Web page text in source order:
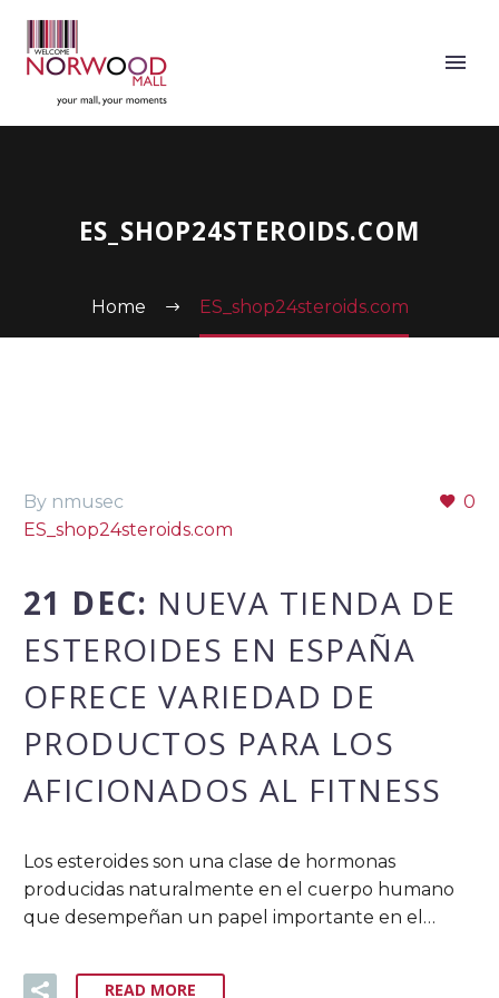
ES_SHOP24STEROIDS.COM
Home ES_shop24steroids.com
0
By nmusec
ES_shop24steroids.com
21 DEC: NUEVA TIENDA DE
ESTEROIDES EN ESPAÑA
OFRECE VARIEDAD DE
PRODUCTOS PARA LOS
AFICIONADOS AL FITNESS
Los esteroides son una clase de hormonas
producidas naturalmente en el cuerpo humano
que desempeñan un papel importante en el…
READ MORE